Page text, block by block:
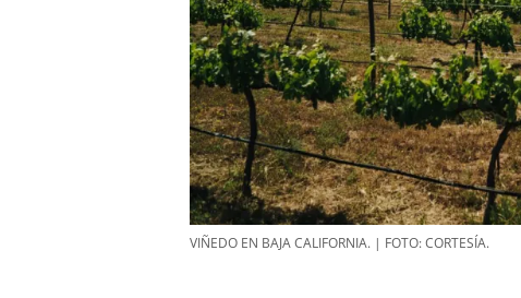
VIÑEDO EN BAJA CALIFORNIA. | FOTO: CORTESÍA.